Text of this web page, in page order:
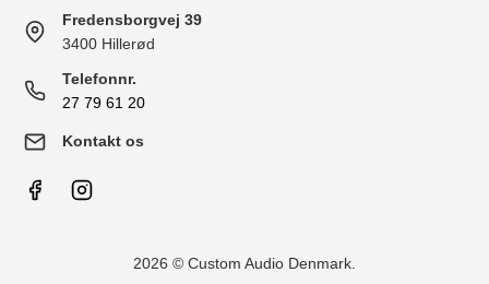
Fredensborgvej 39
3400 Hillerød
Telefonnr.
27 79 61 20
Kontakt os
2026 © Custom Audio Denmark.